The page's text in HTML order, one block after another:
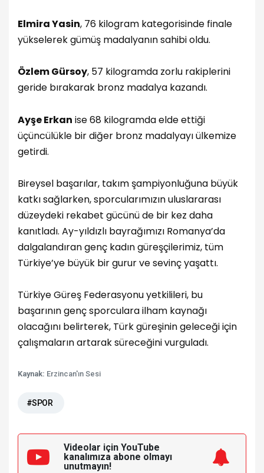
Elmira Yasin, 76 kilogram kategorisinde finale
yükselerek gümüş madalyanın sahibi oldu.
Özlem Gürsoy, 57 kilogramda zorlu rakiplerini
geride bırakarak bronz madalya kazandı.
Ayşe Erkan ise 68 kilogramda elde ettiği
üçüncülükle bir diğer bronz madalyayı ülkemize
getirdi.
Bireysel başarılar, takım şampiyonluğuna büyük
katkı sağlarken, sporcularımızın uluslararası
düzeydeki rekabet gücünü de bir kez daha
kanıtladı. Ay-yıldızlı bayrağımızı Romanya’da
dalgalandıran genç kadın güreşçilerimiz, tüm
Türkiye’ye büyük bir gurur ve sevinç yaşattı.
Türkiye Güreş Federasyonu yetkilileri, bu
başarının genç sporculara ilham kaynağı
olacağını belirterek, Türk güreşinin geleceği için
çalışmaların artarak süreceğini vurguladı.
Kaynak: Erzincan'ın Sesi
#SPOR
Videolar için YouTube
kanalımıza abone olmayı
unutmayın!